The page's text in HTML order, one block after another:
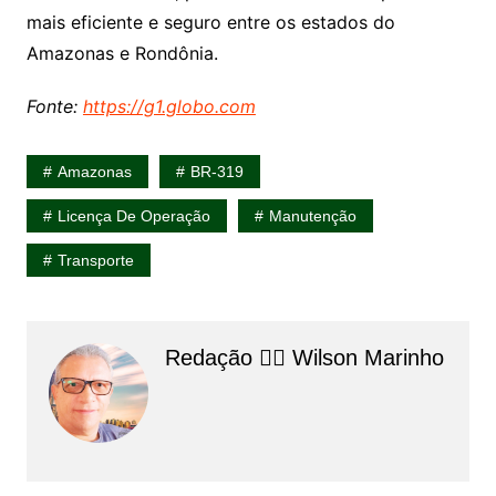
mais eficiente e seguro entre os estados do
Amazonas e Rondônia.
Fonte: https://g1.globo.com
Amazonas BR-319
Licença De Operação Manutenção
Transporte
Redação 👨‍⚖️​ Wilson Marinho